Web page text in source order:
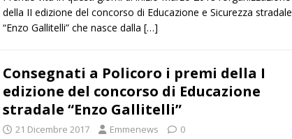
della II edizione del concorso di Educazione e Sicurezza stradale
“Enzo Gallitelli” che nasce dalla […]
Consegnati a Policoro i premi della I
edizione del concorso di Educazione
stradale “Enzo Gallitelli”
21 Dicembre 2017 Emmenews 0